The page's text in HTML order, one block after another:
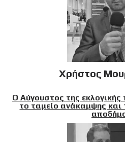
Χρήστος
Ο Αύγουστος της
το ταμείο ανάκαμψης